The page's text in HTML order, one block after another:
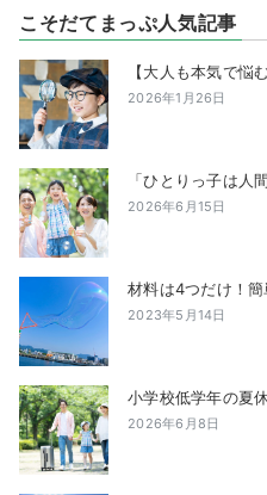
こそだてまっぷ人気記事
【大人も本気で悩
2026年1月26日
「ひとりっ子は人
2026年6月15日
材料は4つだけ！
2023年5月14日
小学校低学年の夏
2026年6月8日